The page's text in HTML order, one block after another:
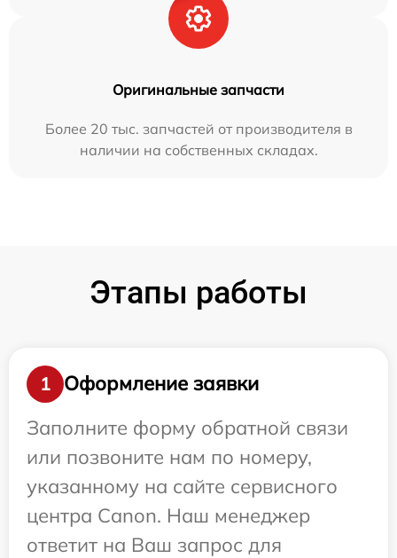
Оригинальные запчасти
Более 20 тыс. запчастей от производителя в
наличии на собственных складах.
Этапы работы
1
Оформление заявки
Заполните форму обратной связи
или позвоните нам по номеру,
указанному на сайте сервисного
центра Canon. Наш менеджер
ответит на Ваш запрос для